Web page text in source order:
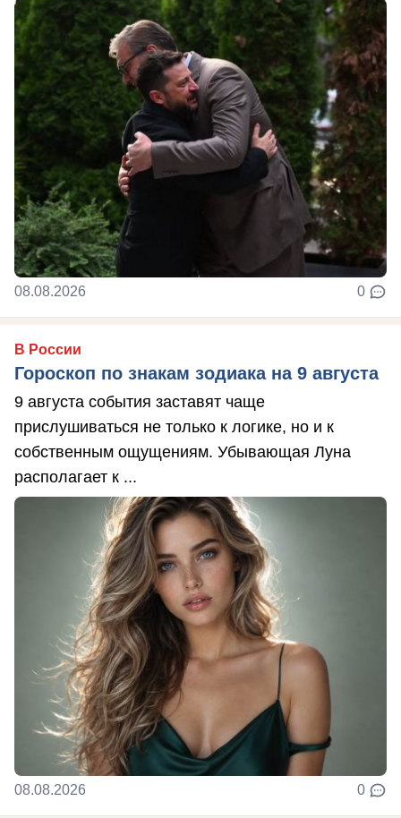
08.08.2026 0
В России
Гороскоп по знакам зодиака на 9 августа
9 августа события заставят чаще
прислушиваться не только к логике, но и к
собственным ощущениям. Убывающая Луна
располагает к ...
08.08.2026 0